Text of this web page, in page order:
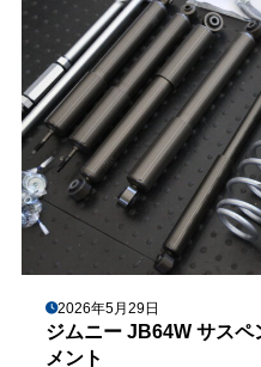
2026年5月29日
ジムニー JB64W サスペ
メント